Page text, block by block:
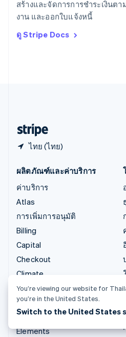
สร้างและจัดการการชำระเงินต
งาน และออกใบแจ้งหนี้
ดู Stripe Docs
ไทย (ไทย)
ออสเตรีย
DeutschEnglish
ItalianoEnglish
ผลิตภัณฑ์และค่าบริการ
ค่าบริการ
Atlas
การเพิ่มการอนุมัติ
Billing
Capital
Checkout
Climate
Connect
คริปโต
Data Pipeline
Elements
You’re viewing our website for
you’re in the United States.
Switch to the United States